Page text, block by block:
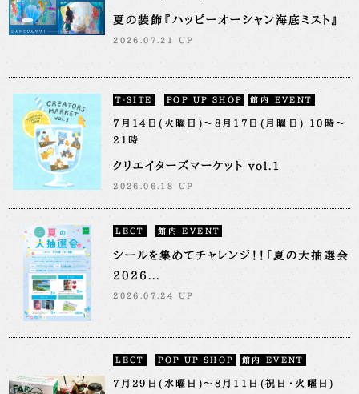
夏の装飾『ハッピーオーシャン海底ミスト』
2026.07.21 UP
T-SITE POP UP SHOP 館内 EVENT
7月14日(火曜日)～8月17日(月曜日) 10時～
21時
クリエイターズマーケット vol.1
2026.06.18 UP
LECT 館内 EVENT
シールを集めてチャレンジ！！「夏の大抽選会
2026...
2026.07.24 UP
LECT POP UP SHOP 館内 EVENT
7月29日(水曜日)～8月11日(祝日・火曜日)